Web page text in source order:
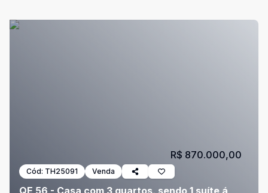
Cód: TH25091 Venda
QE 56 - Casa com 3 quartos, sendo 1 suíte á
R$ 870.000,00